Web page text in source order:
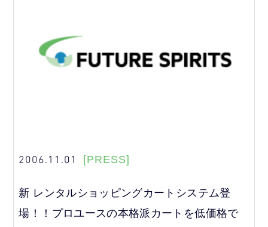
2006.11.01 [PRESS]
新 レンタルショッピングカートシステム登
場！！プロユースの本格派カートを低価格で